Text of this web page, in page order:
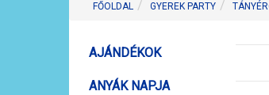
FŐOLDAL GYEREK PARTY
AJÁNDÉKOK
ANYÁK NAPJA